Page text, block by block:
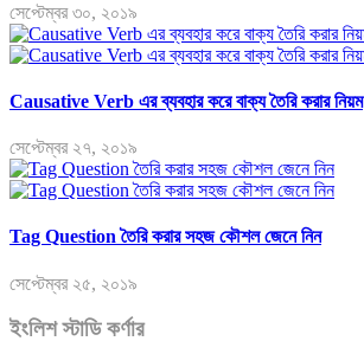
সেপ্টেম্বর ৩০, ২০১৯
Causative Verb এর ব্যবহার করে বাক্য তৈরি করার নিয়ম
সেপ্টেম্বর ২৭, ২০১৯
Tag Question তৈরি করার সহজ কৌশল জেনে নিন
সেপ্টেম্বর ২৫, ২০১৯
ইংলিশ স্টাডি কর্ণার